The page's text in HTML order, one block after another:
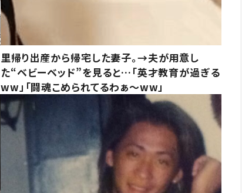
里帰り出産から帰宅した妻子。→夫が用意し
た“ベビーベッド”を見ると…「英才教育が過ぎる
ww」「闘魂こめられてるわぁ～ww」